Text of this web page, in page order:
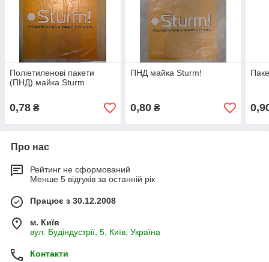
Поліетиленові пакети
(ПНД) майка Sturm
0,78 ₴
ПНД майка Sturm!
0,80₴
Про нас
Рейтинг не сформований
Менше 5 відгуків за останній рік
Працює з 30.12.2008
м. Київ
вул. Будіндустрії, 5, Київ, Україна
Контакти